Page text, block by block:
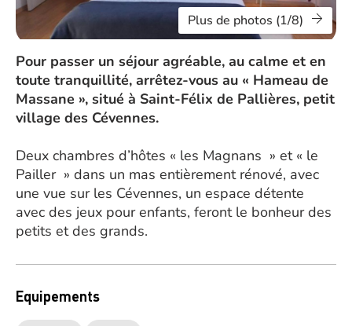
Plus de photos (1/8)
Pour passer un séjour agréable, au calme et en
toute tranquillité, arrêtez-vous au « Hameau de
Massane », situé à Saint-Félix de Pallières, petit
village des Cévennes.
Deux chambres d’hôtes « les Magnans » et « le
Pailler » dans un mas entièrement rénové, avec
une vue sur les Cévennes, un espace détente
avec des jeux pour enfants, feront le bonheur des
petits et des grands.
Equipements